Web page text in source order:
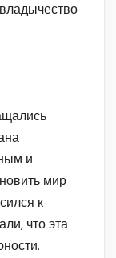
и
мир
к
что эта